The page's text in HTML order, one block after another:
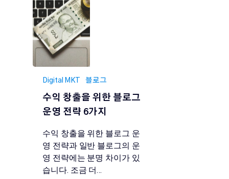
Digital MKT 블로그
수익 창출을 위한 블로그
운영 전략 6가지
수익 창출을 위한 블로그 운
영 전략과 일반 블로그의 운
영 전략에는 분명 차이가 있
습니다. 조금 더…